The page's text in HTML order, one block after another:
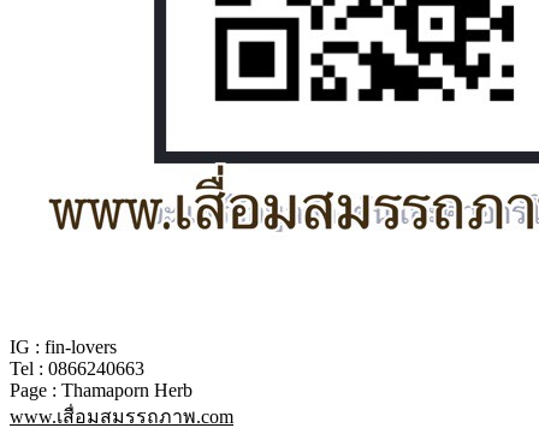
IG : fin-lovers
Tel : 0866240663
Page : Thamaporn Herb
www.เสื่อมสมรรถภาพ.com